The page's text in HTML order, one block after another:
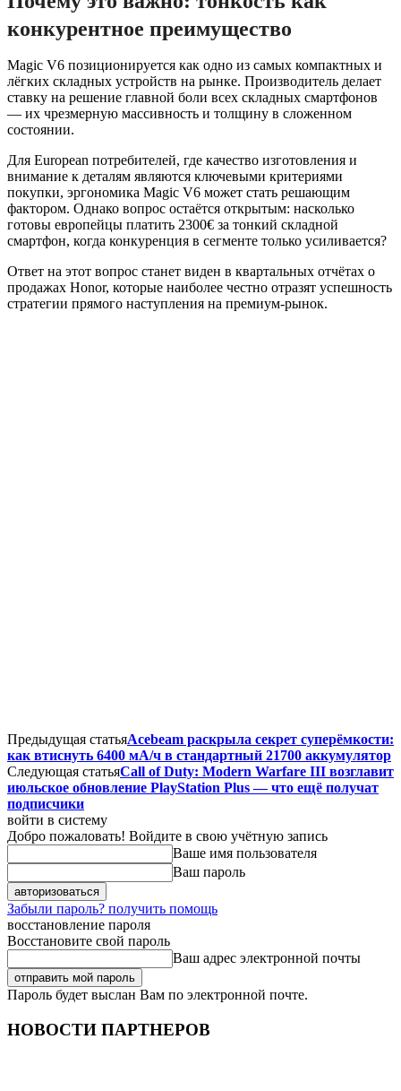
конкурентное преимущество
Magic V6 позиционируется как одно из самых компактных и
лёгких складных устройств на рынке. Производитель делает
ставку на решение главной боли всех складных смартфонов
— их чрезмерную массивность и толщину в сложенном
состоянии.
Для European потребителей, где качество изготовления и
внимание к деталям являются ключевыми критериями
покупки, эргономика Magic V6 может стать решающим
фактором. Однако вопрос остаётся открытым: насколько
готовы европейцы платить 2300€ за тонкий складной
смартфон, когда конкуренция в сегменте только усиливается?
Ответ на этот вопрос станет виден в квартальных отчётах о
продажах Honor, которые наиболее честно отразят успешность
стратегии прямого наступления на премиум-рынок.
Предыдущая статьяAcebeam раскрыла секрет суперёмкости:
как втиснуть 6400 мА/ч в стандартный 21700 аккумулятор
Следующая статьяCall of Duty: Modern Warfare III возглавит
июльское обновление PlayStation Plus — что ещё получат
подписчики
войти в систему
Добро пожаловать! Войдите в свою учётную запись
Ваше имя пользователя
Ваш пароль
Забыли пароль? получить помощь
восстановление пароля
Восстановите свой пароль
Ваш адрес электронной почты
Пароль будет выслан Вам по электронной почте.
НОВОСТИ ПАРТНЕРОВ